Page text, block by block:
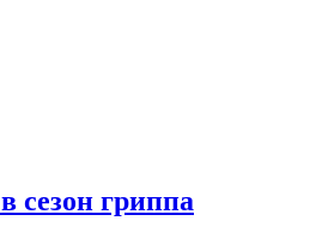
сезон гриппа